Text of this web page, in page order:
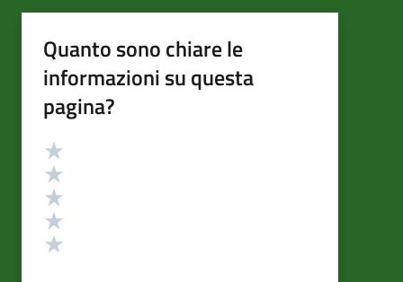
Quanto sono chiare le
informazioni su questa
pagina?
Valutazione